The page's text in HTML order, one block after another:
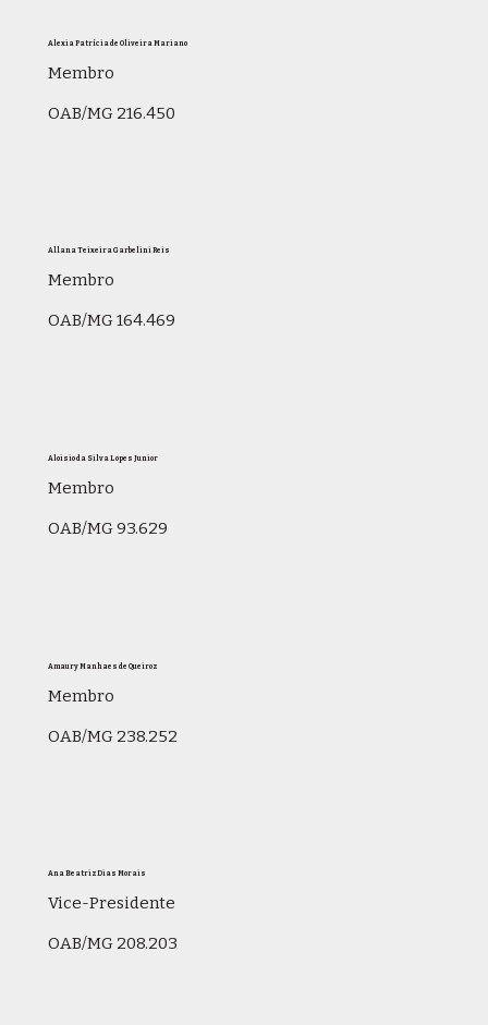
Alexia Patrícia de Oliveira Mariano
Membro
OAB/MG 216.450
Allana Teixeira Garbelini Reis
Membro
OAB/MG 164.469
Aloisio da Silva Lopes Junior
Membro
OAB/MG 93.629
Amaury Manhaes de Queiroz
Membro
OAB/MG 238.252
Ana Beatriz Dias Morais
Vice-Presidente
OAB/MG 208.203